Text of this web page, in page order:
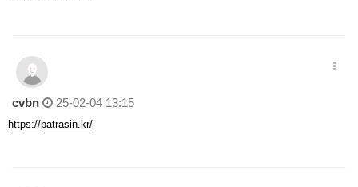
cvbn 25-02-04 13:15
https://patrasin.kr/